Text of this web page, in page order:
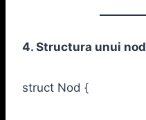
4. Structura unui nod
struct Nod {